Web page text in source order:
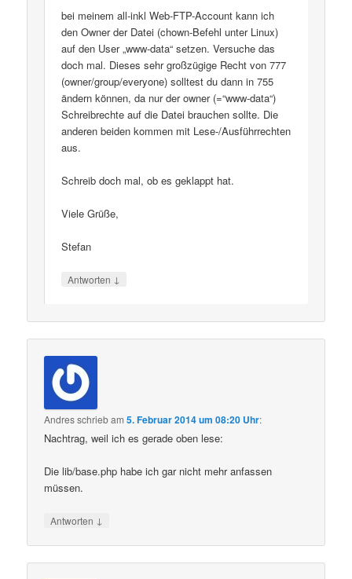
bei meinem all-inkl Web-FTP-Account kann ich
den Owner der Datei (chown-Befehl unter Linux)
auf den User „www-data“ setzen. Versuche das
doch mal. Dieses sehr großzügige Recht von 777
(owner/group/everyone) solltest du dann in 755
ändern können, da nur der owner (=“www-data“)
Schreibrechte auf die Datei brauchen sollte. Die
anderen beiden kommen mit Lese-/Ausführrechten
aus.
Schreib doch mal, ob es geklappt hat.
Viele Grüße,
Stefan
Antworten ↓
Andresschriebam5. Februar 2014 um 08:20 Uhr:
Nachtrag, weil ich es gerade oben lese:
Die lib/base.php habe ich gar nicht mehr anfassen
müssen.
Antworten ↓